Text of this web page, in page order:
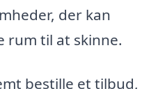
der kan
rum til at skinne.
bestille et tilbud,